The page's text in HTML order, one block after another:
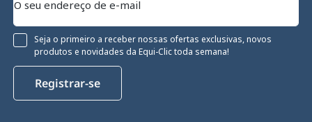
Seja o primeiro a receber nossas ofertas exclusivas, novos
produtos e novidades da Equi-Clic toda semana!
Registrar-se